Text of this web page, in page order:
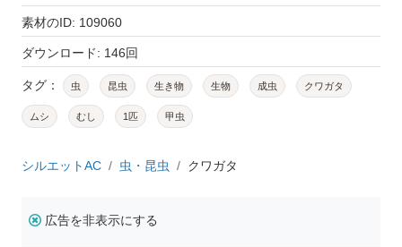
素材のID: 109060
ダウンロード: 146回
タグ： 虫 昆虫 生き物 生物 成虫 クワガタ
ムシ むし 1匹 甲虫
シルエットAC 虫・昆虫 クワガタ
広告を非表示にする